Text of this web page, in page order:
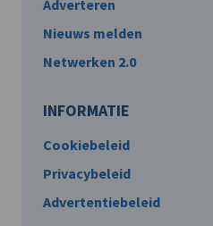
Adverteren
Nieuws melden
Netwerken 2.0
INFORMATIE
Cookiebeleid
Privacybeleid
Advertentiebeleid